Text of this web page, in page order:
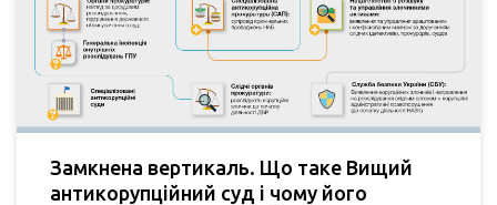
Замкнена вертикаль. Що таке Вищий
антикорупційний суд і чому його